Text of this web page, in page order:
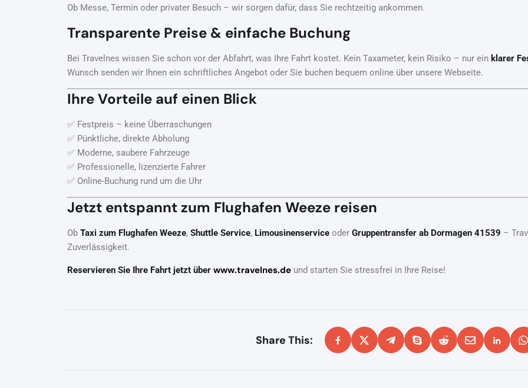
Ob Messe, Termin oder privater Besuch – wir sorgen dafür, dass Sie rechtzeitig ankommen.
Transparente Preise & einfache Buchung
Bei Travelnes wissen Sie schon vor der Abfahrt, was Ihre Fahrt kostet. Kein Taxameter, kein Risiko – nur ein klarer
Wunsch senden wir Ihnen ein schriftliches Angebot oder Sie buchen bequem online über unsere Webseite.
Ihre Vorteile auf einen Blick
✅ Festpreis – keine Überraschungen
✅ Pünktliche, direkte Abholung
✅ Moderne, saubere Fahrzeuge
✅ Professionelle, lizenzierte Fahrer
✅ Online-Buchung rund um die Uhr
Jetzt entspannt zum Flughafen Weeze reisen
Ob Taxi zum Flughafen Weeze, Shuttle Service, Limousinenservice oder Gruppentransfer ab Dormagen 41539 –
Zuverlässigkeit.
Reservieren Sie Ihre Fahrt jetzt über www.travelnes.de und starten Sie stressfrei in Ihre Reise!
Share This: